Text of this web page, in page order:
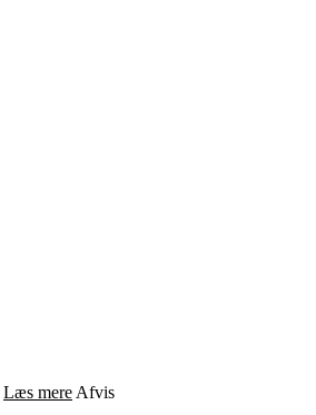
Læs mere Afvis